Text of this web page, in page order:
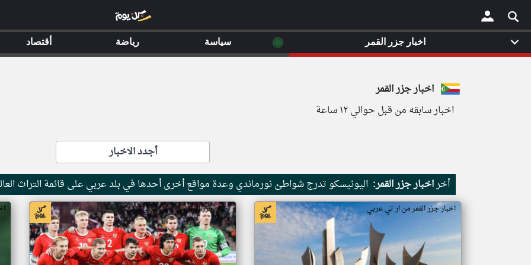
×
اخبار جزر القمر
اخبار سابقه من قبل حوالي ١٢ ساعة
أجدد الاخبار
أخراخبار جزر القمر: اليونيسكو تدرج شواطئ نورماندي وعدة مواقع أخرى أحدها في بلد عربي على قائمة التراث
اخبار جزر القمر من ار تي عربي اخبار جزر القمر من ار تي عربي
اخبار جزر القمر ◉ سياسة رياضة أقتصاد